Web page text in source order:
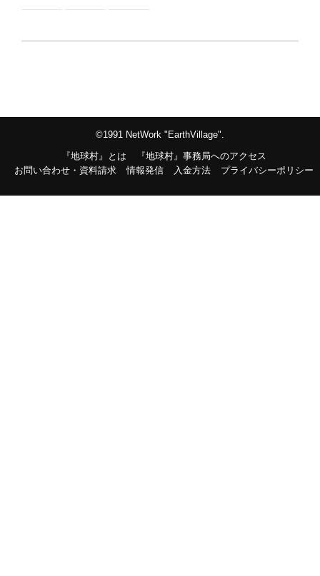
©1991 NetWork "EarthVillage".
『地球村』とは
『地球村』事務局へのアクセス
お問い合わせ・資料請求
情報発信 入金方法 プライバシーポリシー